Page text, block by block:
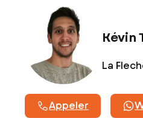
Kévin
La
Appeler